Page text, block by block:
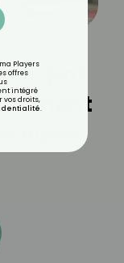
esprit
votre
Players
offres
intégré
vos droits,
.